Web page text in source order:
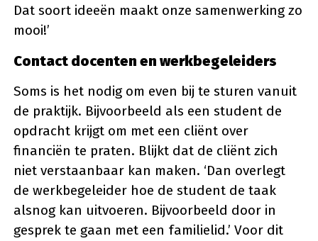
Dat soort ideeën maakt onze samenwerking zo
mooi!’
Contact docenten en werkbegeleiders
Soms is het nodig om even bij te sturen vanuit
de praktijk. Bijvoorbeeld als een student de
opdracht krijgt om met een cliënt over
financiën te praten. Blijkt dat de cliënt zich
niet verstaanbaar kan maken. ‘Dan overlegt
de werkbegeleider hoe de student de taak
alsnog kan uitvoeren. Bijvoorbeeld door in
gesprek te gaan met een familielid.’ Voor dit